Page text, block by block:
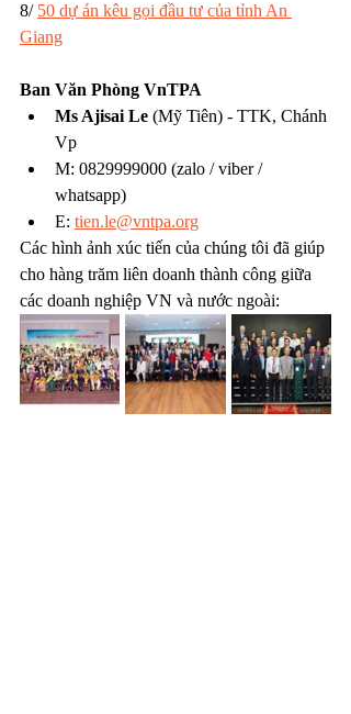
8/ 50 dự án kêu gọi đầu tư của tỉnh An
Giang
Ban Văn Phòng VnTPA
Ms Ajisai Le (Mỹ Tiên) - TTK, Chánh
Vp
M: 0829999000 (zalo / viber /
whatsapp)
E: tien.le@vntpa.org
Các hình ảnh xúc tiến của chúng tôi đã giúp
cho hàng trăm liên doanh thành công giữa
các doanh nghiệp VN và nước ngoài: